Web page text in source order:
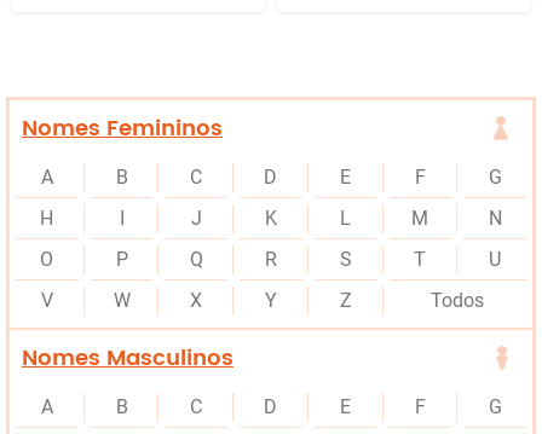
Nomes Femininos
A B C D E F
G
H
I J K L M
N
O
P Q R S T
U
V
W X Y Z Todos
Nomes Masculinos
A B C D E F
G